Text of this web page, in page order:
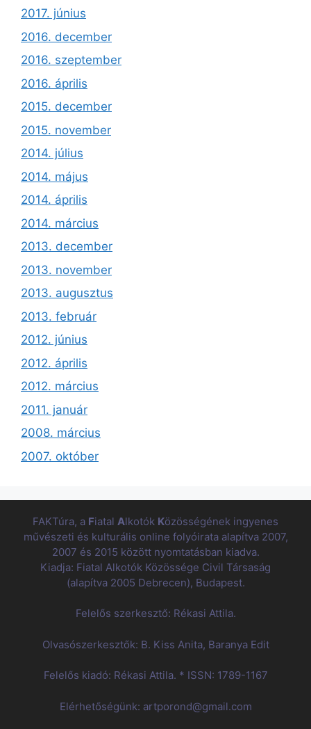
2017. június
2016. december
2016. szeptember
2016. április
2015. december
2015. november
2014. július
2014. május
2014. április
2014. március
2013. december
2013. november
2013. augusztus
2013. február
2012. június
2012. április
2012. március
2011. január
2008. március
2007. október
FAKTúra, a Fiatal Alkotók Közösségének ingyenes
művészeti és kulturális online folyóirata alapítva 2007,
2007 és 2015 között nyomtatásban kiadva.
Kiadja: Fiatal Alkotók Közössége Civil Társaság
(alapítva 2005 Debrecen), Budapest.
Felelős szerkesztő: Rékasi Attila.
Olvasószerkesztők: B. Kiss Anita, Baranya Edit
Felelős kiadó: Rékasi Attila. * ISSN: 1789-1167
Elérhetőségünk: artporond@gmail.com